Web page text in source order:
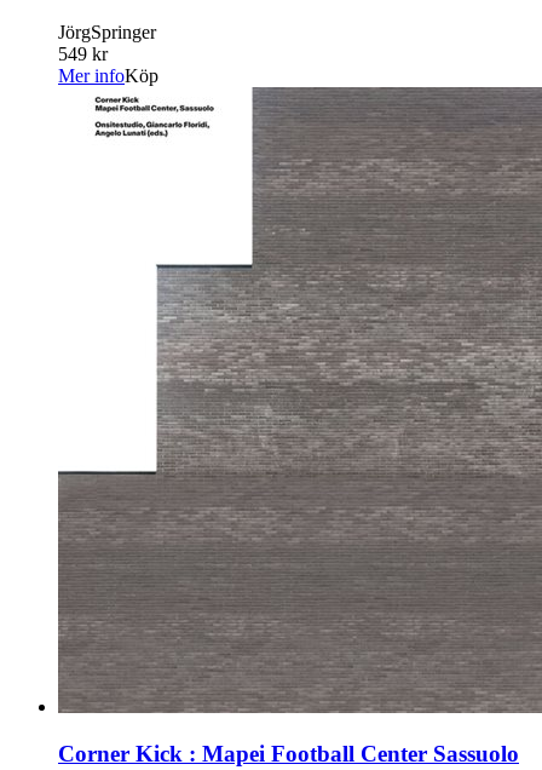
JörgSpringer
549 kr
Mer infoKöp
Corner Kick : Mapei Football Center Sassuolo